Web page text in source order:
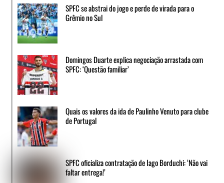
SPFC se abstrai do jogo e perde de virada para o
Grêmio no Sul
Domingos Duarte explica negociação arrastada com
SPFC: ‘Questão familiar’
Quais os valores da ida de Paulinho Venuto para clube
de Portugal
SPFC oficializa contratação de Iago Borduchi: ‘Não vai
faltar entrega!’